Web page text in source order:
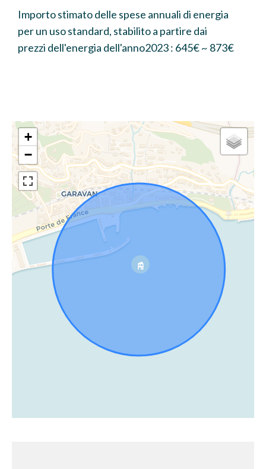
Importo stimato delle spese annuali di energia
per un uso standard, stabilito a partire dai
prezzi dell'energia dell'anno2023 : 645€ ~ 873€
+
−